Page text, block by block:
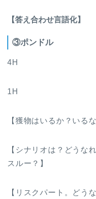
【答え合わせ言語化】
③ポンドル
4H
1H
【獲物はいるか？いる
【シナリオは？どうな
スルー？】
【リスクパート。どう